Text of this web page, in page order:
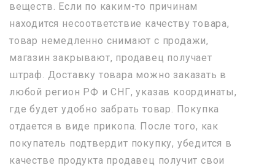
веществ. Если по каким-то причинам
находится несоответствие качеству товара,
товар немедленно снимают с продажи,
магазин закрывают, продавец получает
штраф. Доставку товара можно заказать в
любой регион РФ и СНГ, указав координаты,
где будет удобно забрать товар. Покупка
отдается в виде прикопа. После того, как
покупатель подтвердит покупку, убедится в
качестве продукта продавец получит свои